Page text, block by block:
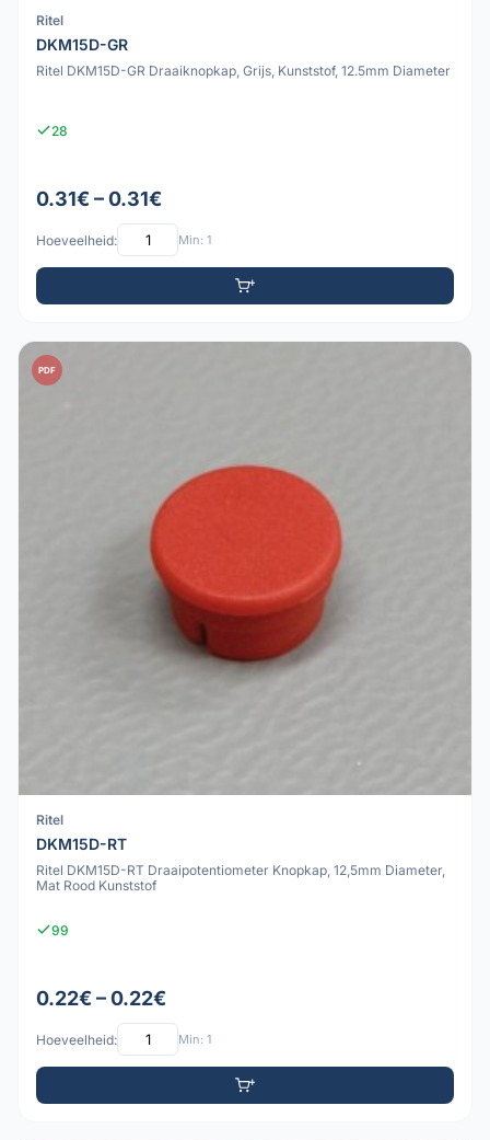
Ritel
DKM15D-GR
Ritel DKM15D-GR Draaiknopkap, Grijs, Kunststof, 12.5mm Diameter
28
0.31€ – 0.31€
Hoeveelheid: Min: 1
PDF
Ritel
DKM15D-RT
Ritel DKM15D-RT Draaipotentiometer Knopkap, 12,5mm Diameter,
Mat Rood Kunststof
99
0.22€ – 0.22€
Hoeveelheid: Min: 1